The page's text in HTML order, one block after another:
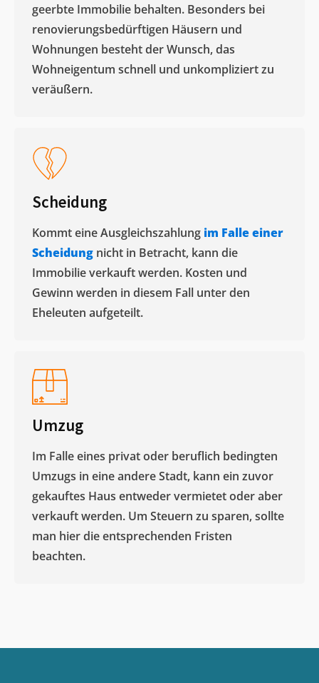
geerbte Immobilie behalten. Besonders bei
renovierungsbedürftigen Häusern und
Wohnungen besteht der Wunsch, das
Wohneigentum schnell und unkompliziert zu
veräußern. ​
Scheidung
Kommt eine Ausgleichszahlung im Falle einer
Scheidung nicht in Betracht, kann die
Immobilie verkauft werden. Kosten und
Gewinn werden in diesem Fall unter den
Eheleuten aufgeteilt.​
Umzug
Im Falle eines privat oder beruflich bedingten
Umzugs in eine andere Stadt, kann ein zuvor
gekauftes Haus entweder vermietet oder aber
verkauft werden. Um Steuern zu sparen, sollte
man hier die entsprechenden Fristen
beachten.